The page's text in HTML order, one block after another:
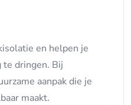
en helpen je
dringen. Bij
aanpak die je
maakt.